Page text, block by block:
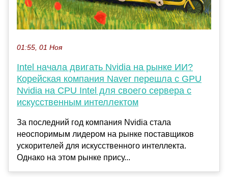
01:55, 01 Ноя
Intel начала двигать Nvidia на рынке ИИ?
Корейская компания Naver перешла с GPU
Nvidia на CPU Intel для своего сервера с
искусственным интеллектом
За последний год компания Nvidia стала
неоспоримым лидером на рынке поставщиков
ускорителей для искусственного интеллекта.
Однако на этом рынке прису...